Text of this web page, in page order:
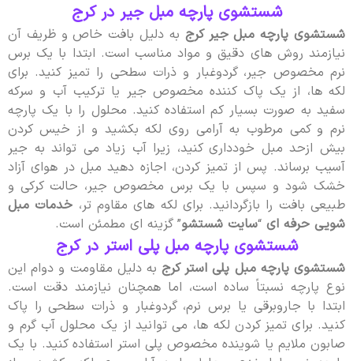
شستشوی پارچه مبل جیر در کرج
شستشوی پارچه مبل جیر کرج به دلیل بافت خاص و ظریف آن
نیازمند روش های دقیق و مواد مناسب است. ابتدا با یک برس
نرم مخصوص جیر، گردوغبار و ذرات سطحی را تمیز کنید. برای
لکه ها، از یک پاک کننده مخصوص جیر یا ترکیب آب و سرکه
سفید به صورت بسیار کم استفاده کنید. محلول را با یک پارچه
نرم و کمی مرطوب به آرامی روی لکه بکشید و از خیس کردن
بیش ازحد مبل خودداری کنید، زیرا آب زیاد می تواند به جیر
آسیب برساند. پس از تمیز کردن، اجازه دهید مبل در هوای آزاد
خشک شود و سپس با یک برس مخصوص جیر، حالت کرکی و
طبیعی بافت را بازگردانید. برای لکه های مقاوم تر، خدمات مبل
شویی حرفه ای“ سایت شستشو” گزینه ای مطمئن است.
شستشوی پارچه مبل پلی‌ استر در کرج
شستشوی پارچه مبل پلی استر کرجبه دلیل مقاومت و دوام این
نوع پارچه نسبتاً ساده است، اما همچنان نیازمند دقت است.
ابتدا با جاروبرقی یا برس نرم، گردوغبار و ذرات سطحی را پاک
کنید. برای تمیز کردن لکه ها، می توانید از یک محلول آب گرم و
صابون ملایم یا شوینده مخصوص پلی استر استفاده کنید. با یک